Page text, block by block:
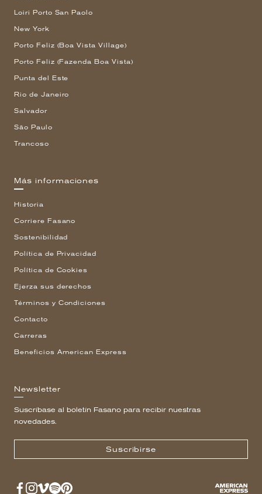
Loiri Porto San Paolo
New York
Porto Feliz (Boa Vista Village)
Porto Feliz (Fazenda Boa Vista)
Punta del Este
Rio de Janeiro
Salvador
São Paulo
Trancoso
Más informaciones
Historia
Corriere Fasano
Sostenibilidad
Política de Privacidad
Política de Cookies
Ejerza sus derechos
Términos y Condiciones
Contacto
Carreras
Beneficios American Express
Newsletter
Suscríbase al boletín Fasano para recibir nuestras
novedades.
Suscribirse